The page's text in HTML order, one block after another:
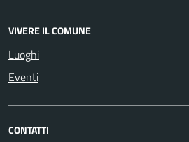
VIVERE IL COMUNE
Luoghi
Eventi
CONTATTI